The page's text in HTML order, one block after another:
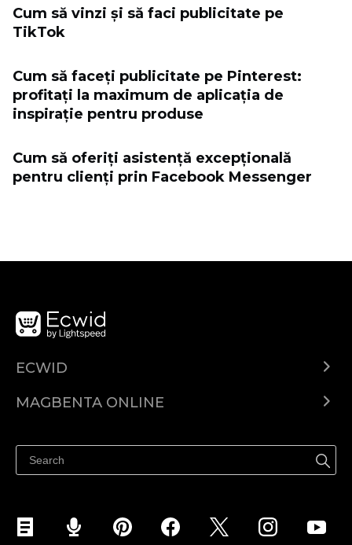
Cum să vinzi și să faci publicitate pe
TikTok
Cum să faceți publicitate pe Pinterest:
profitați la maximum de aplicația de
inspirație pentru produse
Cum să oferiți asistență excepțională
pentru clienți prin Facebook Messenger
ECWID
Help center
MAGBENTA ONLINE
Ibenta sa Facebook